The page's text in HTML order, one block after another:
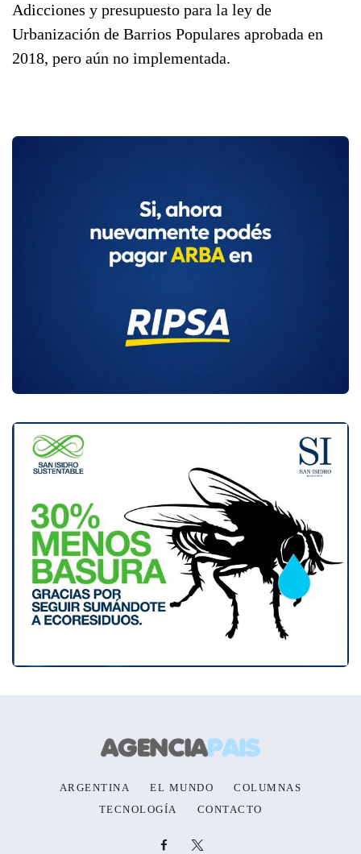
Adicciones y presupuesto para la ley de
Urbanización de Barrios Populares aprobada en
2018, pero aún no implementada.
ARGENTINA EL MUNDO
COLUMNAS
TECNOLOGÍA
CONTACTO